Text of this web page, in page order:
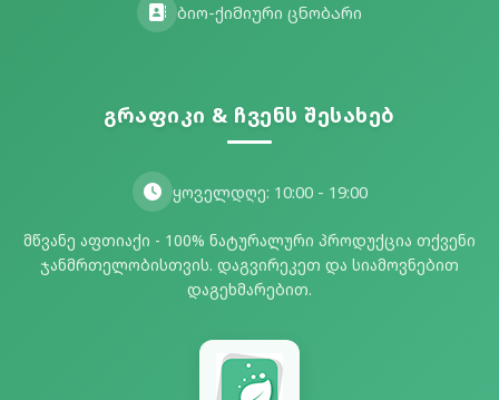
ბიო-ქიმიური ცნობარი
გრაფიკი & ჩვენს შესახებ
ყოველდღე: 10:00 - 19:00
მწვანე აფთიაქი - 100% ნატურალური პროდუქცია თქვენი
ჯანმრთელობისთვის. დაგვირეკეთ და სიამოვნებით
დაგეხმარებით.